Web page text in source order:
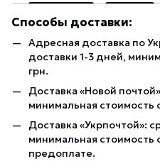
Способы доставки:
Адресная доставка по
доставки 1-3 дней,
грн.
Доставка «Новой
минимальная стоимость
Доставка «Укрпочтой»:
минимальная стоимость
предоплате.